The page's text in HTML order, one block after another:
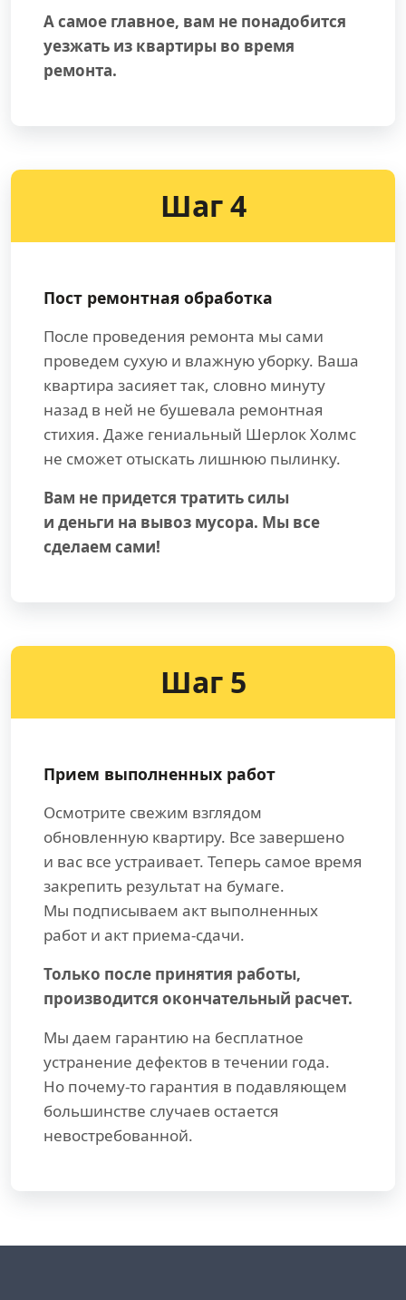
А самое главное, вам не понадобится
уезжать из квартиры во время
ремонта.
Шаг 4
Пост ремонтная обработка
После проведения ремонта мы сами
проведем сухую и влажную уборку. Ваша
квартира засияет так, словно минуту
назад в ней не бушевала ремонтная
стихия. Даже гениальный Шерлок Холмс
не сможет отыскать лишнюю пылинку.
Вам не придется тратить силы
и деньги на вывоз мусора. Мы все
сделаем сами!
Шаг 5
Прием выполненных работ
Осмотрите свежим взглядом
обновленную квартиру. Все завершено
и вас все устраивает. Теперь самое время
закрепить результат на бумаге.
Мы подписываем акт выполненных
работ и акт приема-сдачи.
Только после принятия работы,
производится окончательный расчет.
Мы даем гарантию на бесплатное
устранение дефектов в течении года.
Но почему-то гарантия в подавляющем
большинстве случаев остается
невостребованной.